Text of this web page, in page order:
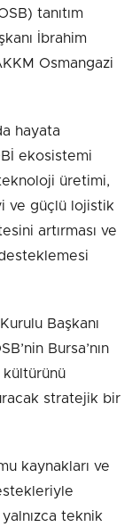
tanıtım
İbrahim
Osmangazi
hayata
ekosistemi
üretimi,
ve güçlü lojistik
artırması ve
Başkanı
Bursa’nın
kültürünü
stratejik bir
kaynakları ve
teknik